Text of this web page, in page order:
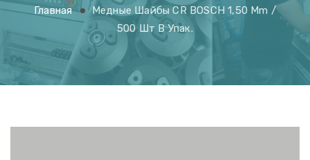
Главная
Медные Шайбы CR BOSCH 1,50 Mm /
500 Шт В Упак.